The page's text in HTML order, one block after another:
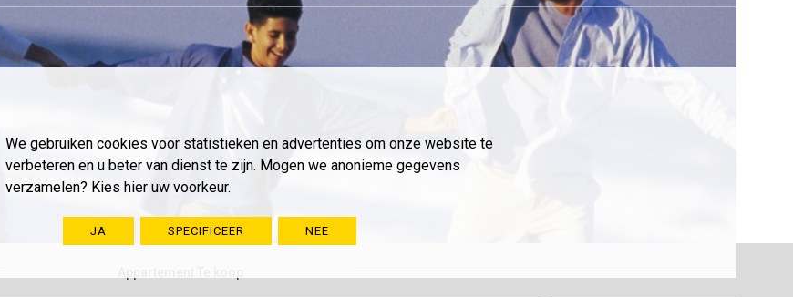
We gebruiken cookies voor statistieken en advertenties om onze website te
verbeteren en u beter van dienst te zijn. Mogen we anonieme gegevens
verzamelen? Kies hier uw voorkeur.
JA SPECIFICEER NEE